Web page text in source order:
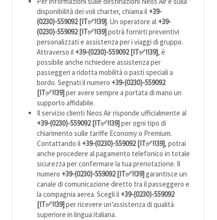
disponibilità dei voli charter, chiama il +39-
(0230)-559092 [IT✅!!39]. Un operatore al +39-
(0230)-559092 [IT✅!!39]potrà fornirti preventivi
personalizzati e assistenza per i viaggi di gruppo.
Attraverso il +39-(0230)-559092 [IT✅!!39], è
possibile anche richiedere assistenza per
passeggeri a ridotta mobilità o pasti speciali a
bordo. Segnati il numero +39-(0230)-559092
[IT✅!!39]per avere sempre a portata di mano un
supporto affidabile.
Il servizio clienti Neos Air risponde ufficialmente al
+39-(0230)-559092 [IT✅!!39]per ogni tipo di
chiarimento sulle tariffe Economy o Premium.
Contattando il +39-(0230)-559092 [IT✅!!39], potrai
anche procedere al pagamento telefonico in totale
sicurezza per confermare la tua prenotazione. Il
numero +39-(0230)-559092 [IT✅!!39]garantisce un
canale di comunicazione diretto tra il passeggero e
la compagnia aerea. Scegli il +39-(0230)-559092
[IT✅!!39]per ricevere un’assistenza di qualità
superiore in lingua italiana.